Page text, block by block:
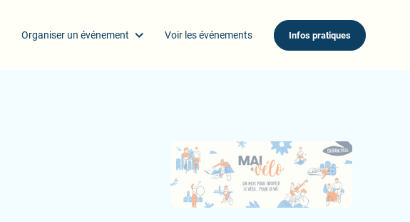
Organiser un événement Voir les événements Infos pratiques